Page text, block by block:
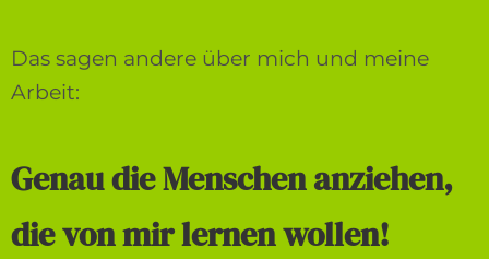
Das sagen andere über mich und meine
Arbeit:
Genau die Menschen anziehen,
die von mir lernen wollen!